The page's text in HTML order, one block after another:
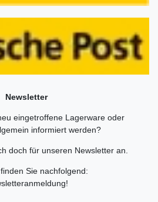
Newsletter
eingetroffene Lagerware oder
informiert werden?
doch für unseren Newsletter an.
Sie nachfolgend:
!